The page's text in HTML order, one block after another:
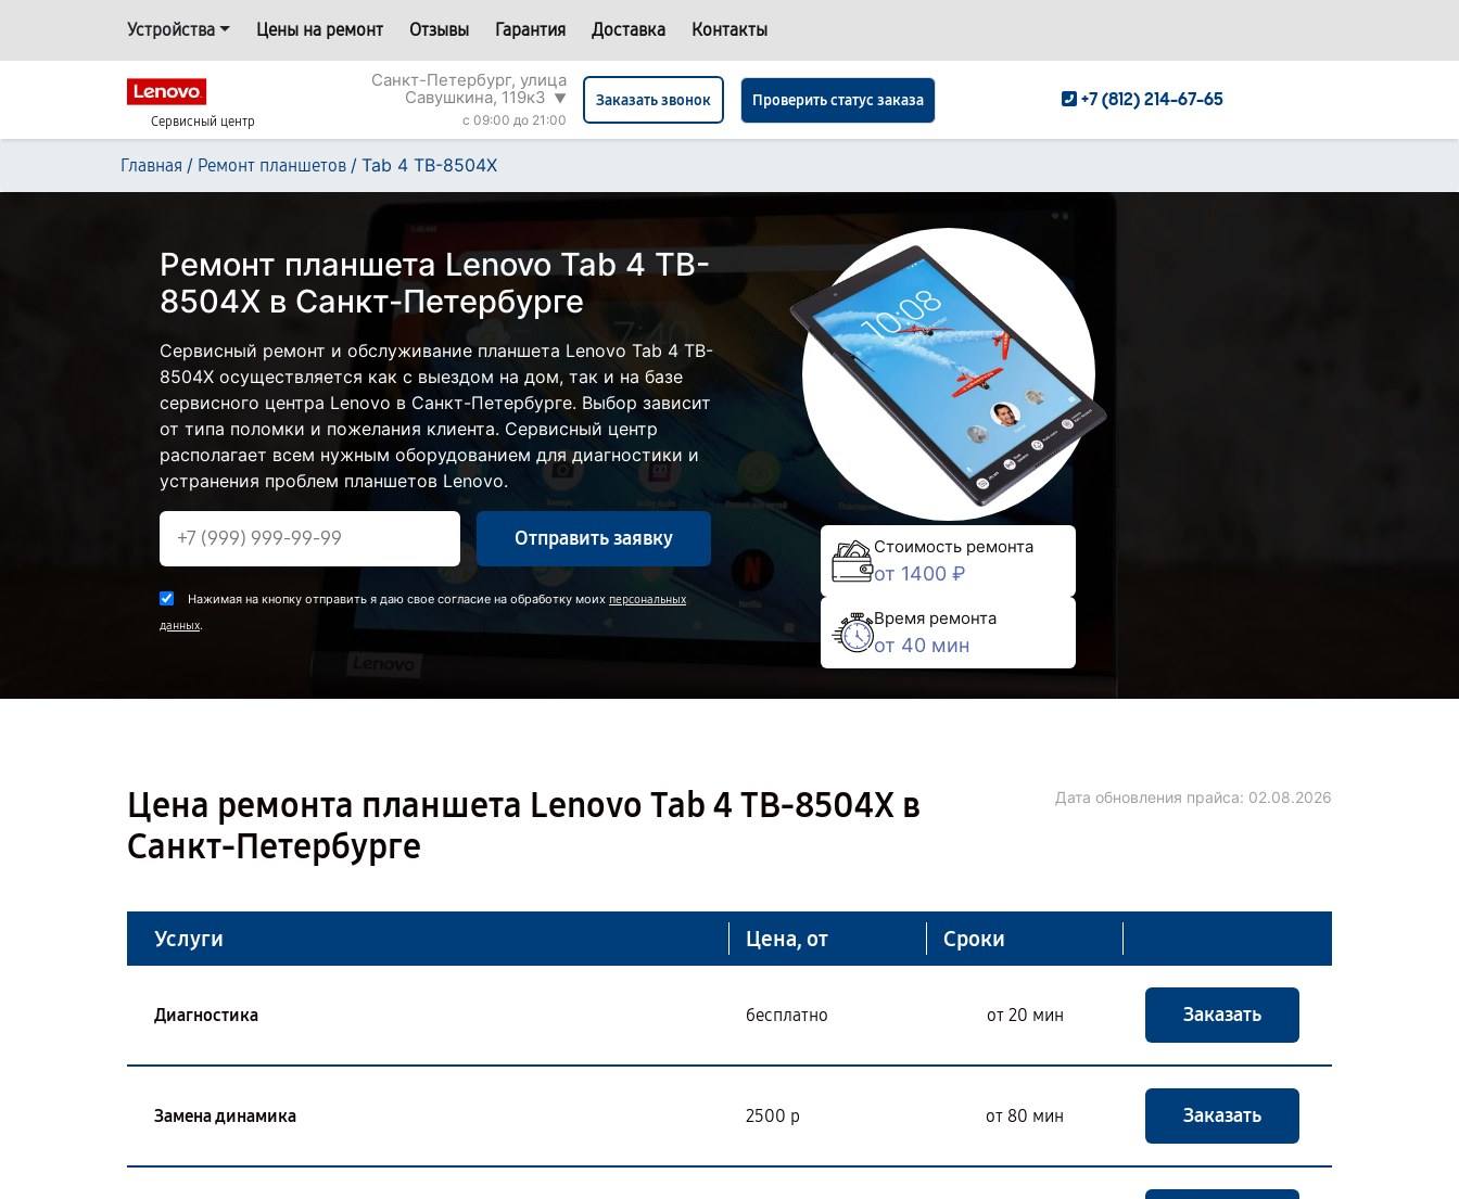
Устройства Цены на ремонт Отзывы Гарантия Доставка Контакты
Сервисный центр
Санкт-Петербург, улица
Савушкина, 119к3 ▼
c 09:00 до 21:00
Заказать звонок Проверить статус заказа +7 (812) 214-67-65
Главная / Ремонт планшетов / Tab 4 TB-8504X
Ремонт планшета Lenovo Tab 4 TB-
8504X в Санкт-Петербурге
Сервисный ремонт и обслуживание планшета Lenovo Tab 4 TB-
8504X осуществляется как с выездом на дом, так и на базе
сервисного центра Lenovo в Санкт-Петербурге. Выбор зависит
от типа поломки и пожелания клиента. Сервисный центр
располагает всем нужным оборудованием для диагностики и
устранения проблем планшетов Lenovo.
Отправить заявку
Нажимая на кнопку отправить я даю свое согласие на обработку моих персональных
данных.
Стоимость ремонта
от 1400 ₽
Время ремонта
от 40 мин
Цена ремонта планшета Lenovo Tab 4 TB-8504X в
Санкт-Петербурге
Дата обновления прайса: 02.08.2026
Услуги Цена, от Сроки
Диагностика бесплатно от 20 мин Заказать
Замена динамика 2500 р от 80 мин Заказать